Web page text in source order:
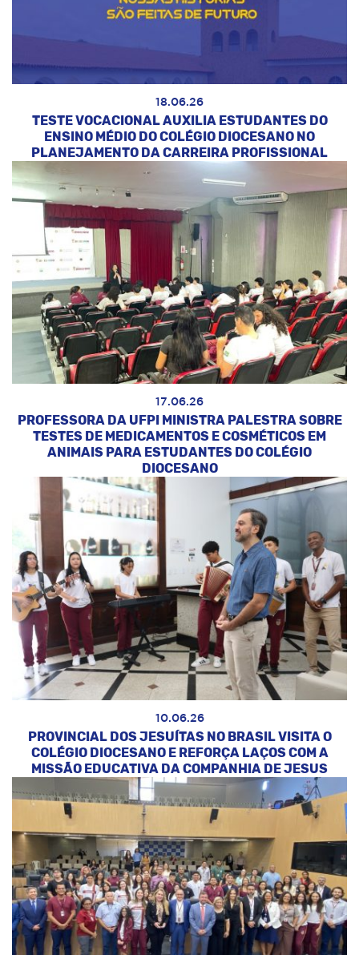
18.06.26
TESTE VOCACIONAL AUXILIA ESTUDANTES DO
ENSINO MÉDIO DO COLÉGIO DIOCESANO NO
PLANEJAMENTO DA CARREIRA PROFISSIONAL
17.06.26
PROFESSORA DA UFPI MINISTRA PALESTRA SOBRE
TESTES DE MEDICAMENTOS E COSMÉTICOS EM
ANIMAIS PARA ESTUDANTES DO COLÉGIO
DIOCESANO
10.06.26
PROVINCIAL DOS JESUÍTAS NO BRASIL VISITA O
COLÉGIO DIOCESANO E REFORÇA LAÇOS COM A
MISSÃO EDUCATIVA DA COMPANHIA DE JESUS